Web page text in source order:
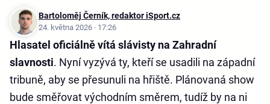
Bartoloměj Černík, redaktor iSport.cz
24. května 2026 · 17:26
Hlasatel oficiálně vítá slávisty na Zahradní
slavnosti. Nyní vyzývá ty, kteří se usadili na západní
tribuně, aby se přesunuli na hřiště. Plánovaná show
bude směřovat východním směrem, tudíž by na ni